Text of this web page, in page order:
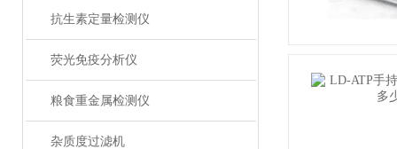
抗生素定量检测仪
荧光免疫分析仪
粮食重金属检测仪
杂质度过滤机